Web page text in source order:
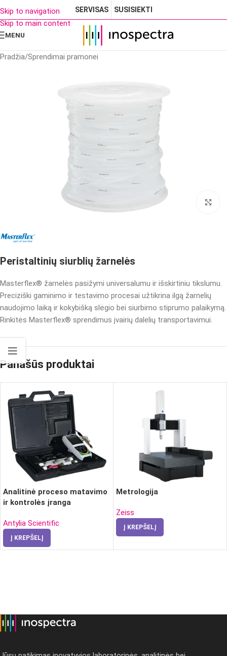
Skip to navigation
Skip to main content
SERVISAS SUSISIEKTI
MENU
Pradžia/Sprendimai pramonei
Peristaltinių siurblių žarnelės
Masterflex® žarnelės pasižymi universalumu ir išskirtiniu tikslumu.
Preciziški gaminimo ir testavimo procesai užtikrina ilgą žarnelių
naudojimo laiką ir kokybišką slėgio bei siurbimo stiprumo palaikymą.
Rinkitės Masterflex® sprendimus įvairių dalelių transportavimui.
Panašūs produktai
Analitinė proceso matavimo
ir kontrolės įranga
Antylia Scientific
Į KREPŠELĮ
Metrologija
Zeiss
Į KREPŠELĮ